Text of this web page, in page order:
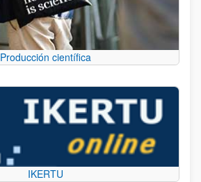
Producción científica
IKERTU